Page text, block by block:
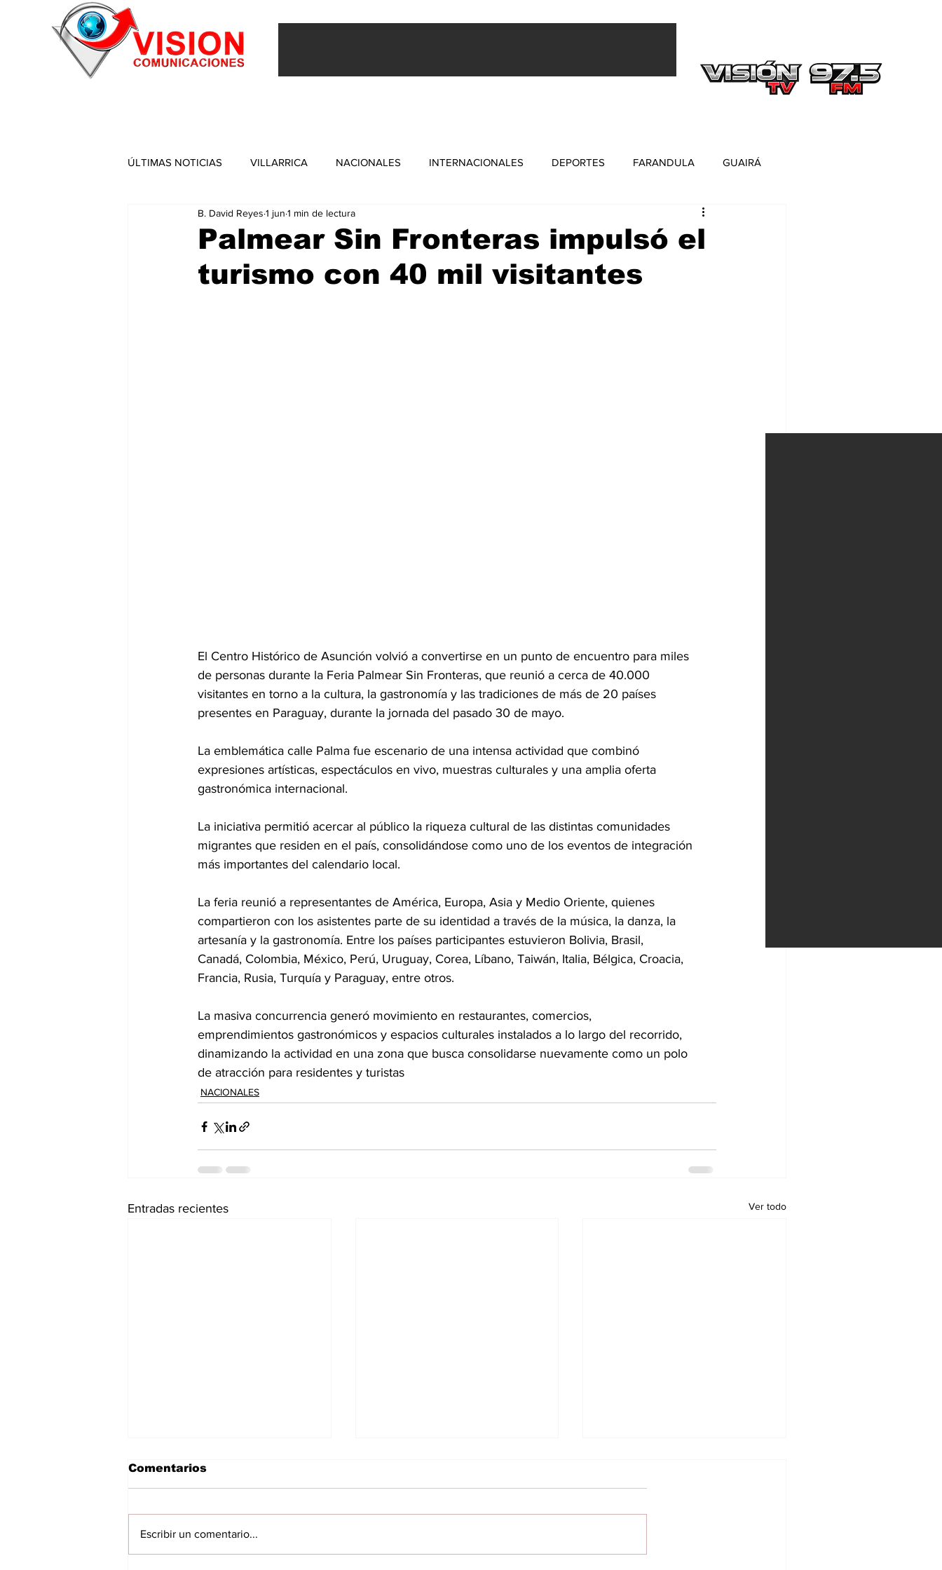
ÚLTIMAS NOTICIAS VILLARRICA NACIONALES INTERNACIONALES DEPORTES FARANDULA GUAIRÁ
Palmear Sin Fronteras impulsó el
turismo con 40 mil visitantes
B. David Reyes 1 jun 1 min de lectura
El Centro Histórico de Asunción volvió a convertirse en un punto de encuentro para miles
de personas durante la Feria Palmear Sin Fronteras, que reunió a cerca de 40.000
visitantes en torno a la cultura, la gastronomía y las tradiciones de más de 20 países
presentes en Paraguay, durante la jornada del pasado 30 de mayo.
La emblemática calle Palma fue escenario de una intensa actividad que combinó
expresiones artísticas, espectáculos en vivo, muestras culturales y una amplia oferta
gastronómica internacional.
La iniciativa permitió acercar al público la riqueza cultural de las distintas comunidades
migrantes que residen en el país, consolidándose como uno de los eventos de integración
más importantes del calendario local.
La feria reunió a representantes de América, Europa, Asia y Medio Oriente, quienes
compartieron con los asistentes parte de su identidad a través de la música, la danza, la
artesanía y la gastronomía. Entre los países participantes estuvieron Bolivia, Brasil,
Canadá, Colombia, México, Perú, Uruguay, Corea, Líbano, Taiwán, Italia, Bélgica, Croacia,
Francia, Rusia, Turquía y Paraguay, entre otros.
La masiva concurrencia generó movimiento en restaurantes, comercios,
emprendimientos gastronómicos y espacios culturales instalados a lo largo del recorrido,
dinamizando la actividad en una zona que busca consolidarse nuevamente como un polo
de atracción para residentes y turistas
NACIONALES
Entradas recientes Ver todo
Comentarios
Escribir un comentario...